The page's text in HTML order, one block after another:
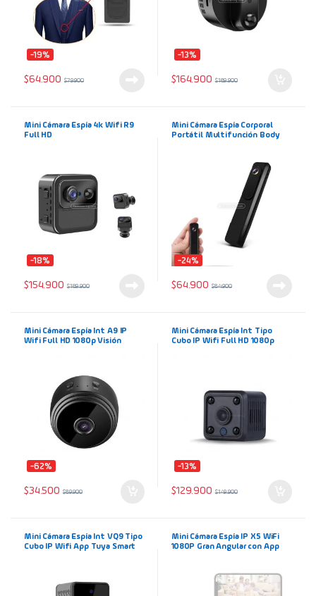
-19%
$64.900 $79.900
-13%
$164.900 $189.900
Mini Cámara Espía 4k Wifi R9
Full HD
-18%
$154.900 $189.900
Mini Cámara Espía Corporal
Portátil Multifunción Body
-24%
$64.900 $84.900
Mini Cámara Espía Int A9 IP
Wifi Full HD 1080p Visión
-62%
$34.500 $89.900
Mini Cámara Espía Int Tipo
Cubo IP Wifi Full HD 1080p
-13%
$129.900 $149.900
Mini Cámara Espía Int VQ9 Tipo
Cubo IP Wifi App Tuya Smart
Mini Cámara Espía IP X5 WiFi
1080P Gran Angular con App